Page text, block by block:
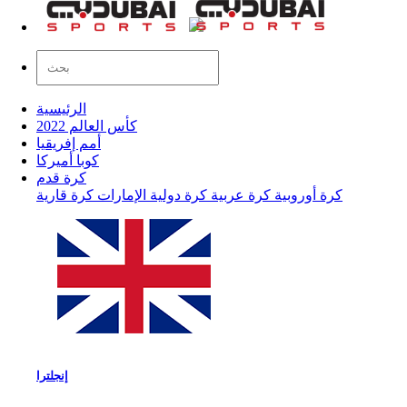
الرئيسية
كأس العالم 2022
أمم إفريقيا
كوبا أميركا
كرة قدم
كرة أوروبية كرة عربية كرة دولية الإمارات كرة قارية
إنجلترا